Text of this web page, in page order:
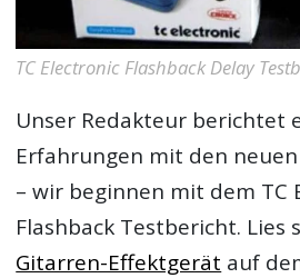
TC Electronic Flashback Delay
Unser Redakteur berichtet
Erfahrungen mit den
– wir beginnen mit dem TC
Flashback Testbericht. Lies
Gitarren-Effektgerät auf